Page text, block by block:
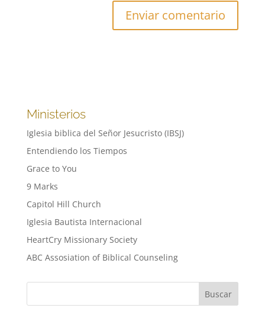
Ministerios
Iglesia biblica del Señor Jesucristo (IBSJ)
Entendiendo los Tiempos
Grace to You
9 Marks
Capitol Hill Church
Iglesia Bautista Internacional
HeartCry Missionary Society
ABC Assosiation of Biblical Counseling